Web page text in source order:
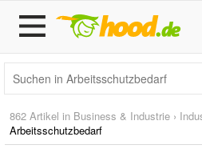
862 Artikel in Business & Industrie ›
Arbeitsschutzbedarf